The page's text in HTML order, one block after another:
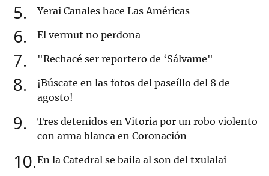
5 Yerai Canales hace Las Américas
6 El vermut no perdona
7 "Rechacé ser reportero de ‘Sálvame"
8
¡Búscate en las fotos del paseíllo del 8 de
agosto!
9
Tres detenidos en Vitoria por un robo violento
con arma blanca en Coronación
10 En la Catedral se baila al son del txulalai